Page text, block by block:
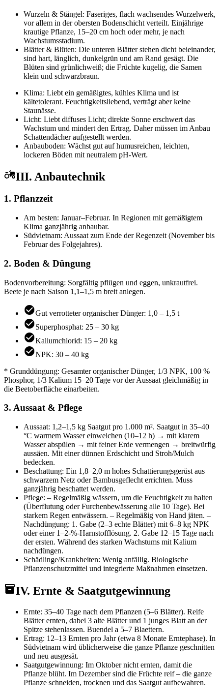
Wurzeln & Stängel: Faseriges, flach wachsendes Wurzelwerk,
vor allem in der obersten Bodenschicht verteilt. Einjährige
krautige Pflanze, 15–20 cm hoch oder mehr, je nach
Wachstumsstadium.
Blätter & Blüten: Die unteren Blätter stehen dicht beieinander,
sind hart, länglich, dunkelgrün und am Rand gesägt. Die
Blüten sind grünlichweiß; die Früchte kugelig, die Samen
klein und schwarzbraun.
Klima: Liebt ein gemäßigtes, kühles Klima und ist
kältetolerant. Feuchtigkeitsliebend, verträgt aber keine
Staunässe.
Licht: Liebt diffuses Licht; direkte Sonne erschwert das
Wachstum und mindert den Ertrag. Daher müssen im Anbau
Schattendächer aufgestellt werden.
Anbauboden: Wächst gut auf humusreichen, leichten,
lockeren Böden mit neutralem pH-Wert.
III. Anbautechnik
1. Pflanzzeit
Am besten: Januar–Februar. In Regionen mit gemäßigtem
Klima ganzjährig anbaubar.
Südvietnam: Aussaat zum Ende der Regenzeit (November bis
Februar des Folgejahres).
2. Boden & Düngung
Bodenvorbereitung: Sorgfältig pflügen und eggen, unkrautfrei.
Beete je nach Saison 1,1–1,5 m breit anlegen.
Gut verrotteter organischer Dünger: 1,0 – 1,5 t
Superphosphat: 25 – 30 kg
Kaliumchlorid: 15 – 20 kg
NPK: 30 – 40 kg
* Grunddüngung: Gesamter organischer Dünger, 1/3 NPK, 100 %
Phosphor, 1/3 Kalium 15–20 Tage vor der Aussaat gleichmäßig in
die Beetoberfläche einarbeiten.
3. Aussaat & Pflege
Aussaat: 1,2–1,5 kg Saatgut pro 1.000 m². Saatgut in 35–40
°C warmem Wasser einweichen (10–12 h) → mit klarem
Wasser abspülen → mit feiner Erde vermengen → breitwürfig
aussäen. Mit einer dünnen Erdschicht und Stroh/Mulch
bedecken.
Beschattung: Ein 1,8–2,0 m hohes Schattierungsgerüst aus
schwarzem Netz oder Bambusgeflecht errichten. Muss
ganzjährig beschattet werden.
Pflege: – Regelmäßig wässern, um die Feuchtigkeit zu halten
(Überflutung oder Furchenbewässerung alle 10 Tage). Bei
starkem Regen entwässern. – Regelmäßig von Hand jäten. –
Nachdüngung: 1. Gabe (2–3 echte Blätter) mit 6–8 kg NPK
oder einer 1–2-%-Harnstofflösung. 2. Gabe 12–15 Tage nach
der ersten. Während des starken Wachstums mit Kalium
nachdüngen.
Schädlinge/Krankheiten: Wenig anfällig. Biologische
Pflanzenschutzmittel und integrierte Maßnahmen einsetzen.
IV. Ernte & Saatgutgewinnung
Ernte: 35–40 Tage nach dem Pflanzen (5–6 Blätter). Reife
Blätter ernten, dabei 3 alte Blätter und 1 junges Blatt an der
Spitze stehenlassen. Buendel a 5–7 Blaettern.
Ertrag: 12–13 Ernten pro Jahr (etwa 8 Monate Erntephase). In
Südvietnam wird üblicherweise die ganze Pflanze geschnitten
und neu ausgesät.
Saatgutgewinnung: Im Oktober nicht ernten, damit die
Pflanze blüht. Im Dezember sind die Früchte reif – die ganze
Pflanze schneiden, trocknen und das Saatgut aufbewahren.